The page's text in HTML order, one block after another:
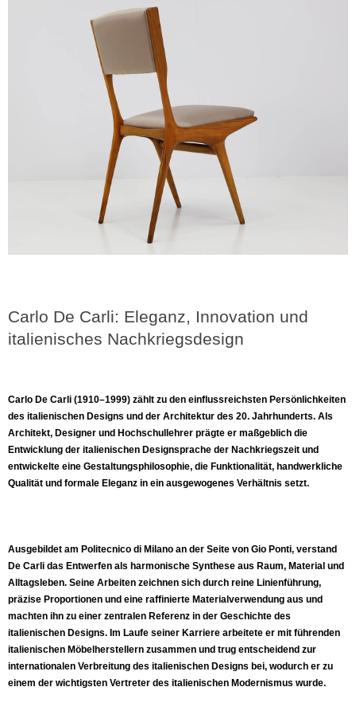
Carlo De Carli: Eleganz, Innovation und
italienisches Nachkriegsdesign
Carlo De Carli (1910–1999) zählt zu den einflussreichsten Persönlichkeiten
des italienischen Designs und der Architektur des 20. Jahrhunderts. Als
Architekt, Designer und Hochschullehrer prägte er maßgeblich die
Entwicklung der italienischen Designsprache der Nachkriegszeit und
entwickelte eine Gestaltungsphilosophie, die Funktionalität, handwerkliche
Qualität und formale Eleganz in ein ausgewogenes Verhältnis setzt.
Ausgebildet am Politecnico di Milano an der Seite von Gio Ponti, verstand
De Carli das Entwerfen als harmonische Synthese aus Raum, Material und
Alltagsleben. Seine Arbeiten zeichnen sich durch reine Linienführung,
präzise Proportionen und eine raffinierte Materialverwendung aus und
machten ihn zu einer zentralen Referenz in der Geschichte des
italienischen Designs. Im Laufe seiner Karriere arbeitete er mit führenden
italienischen Möbelherstellern zusammen und trug entscheidend zur
internationalen Verbreitung des italienischen Designs bei, wodurch er zu
einem der wichtigsten Vertreter des italienischen Modernismus wurde.